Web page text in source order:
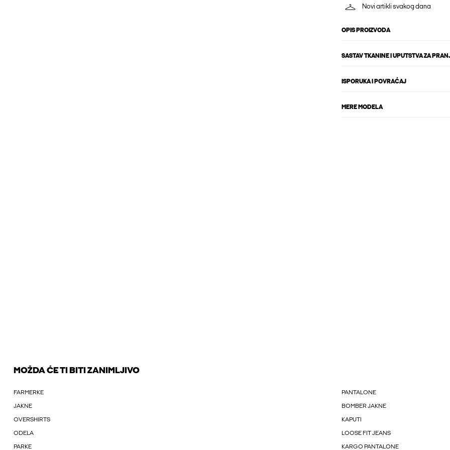
Novi artikli svakog dana
OPIS PROIZVODA
SASTAV TKANINE I UPUTSTVA ZA
ISPORUKA I POVRAĆAJ
MERE MODELA
MOŽDA ĆE TI BITI ZANIMLJIVO
FARMERKE PANTALONE
JAKNE BOMBER JAKNE
OVERSHIRTS KAPUTI
ODELA LOOSE FIT JEANS
PARKE KARGO PANTALONE